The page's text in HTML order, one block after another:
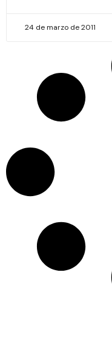
24 de marzo de 2011